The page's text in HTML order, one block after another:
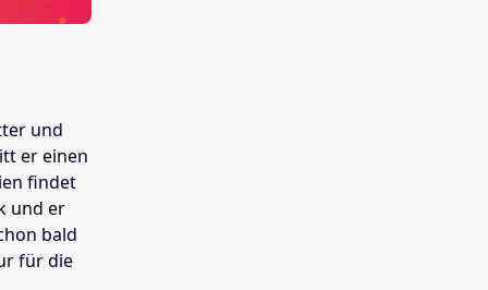
und
er einen
findet
und er
bald
für die